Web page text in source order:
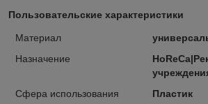
Пользовательские характеристики
Материал
Назначение
Сфера использования
Пластик